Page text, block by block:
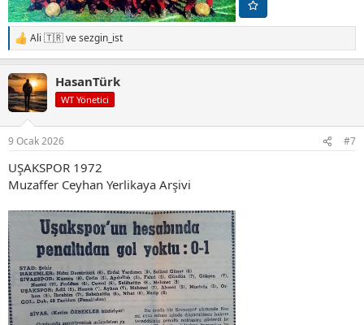
T
e
k
i
l
Ali 🇹🇷vesezgin_ist
HasanTürk
WT Yönetici
9 Ocak 2026 #7
UŞAKSPOR 1972
Muzaffer Ceyhan Yerlikaya Arşivi